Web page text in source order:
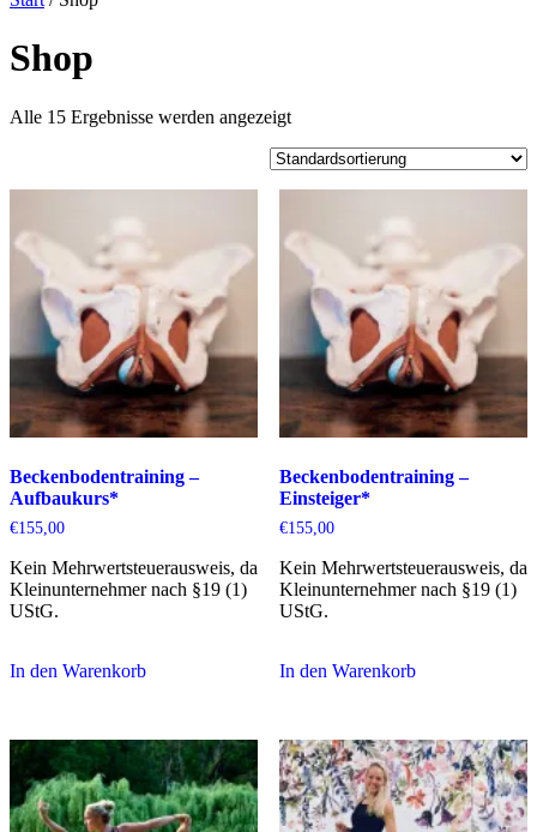
Shop
Alle 15 Ergebnisse werden angezeigt
Beckenbodentraining –
Aufbaukurs*
€155,00
Kein Mehrwertsteuerausweis, da
Kleinunternehmer nach §19 (1)
UStG.
In den Warenkorb
Beckenbodentraining –
Einsteiger*
€155,00
Kein Mehrwertsteuerausweis, da
Kleinunternehmer nach §19 (1)
UStG.
In den Warenkorb